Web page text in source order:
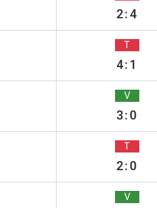
2:4
T
4:1
V
3:0
T
2:0
V